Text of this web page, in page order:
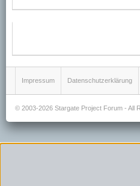
Impressum Datenschutzerklärung
© 2003-2026 Stargate Project Forum - All